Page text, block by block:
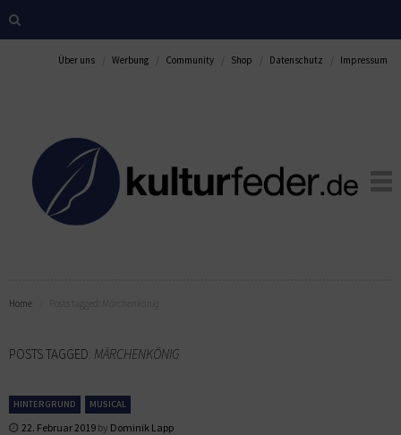
Über uns Werbung Community Shop Datenschutz Impressum
Home
POSTS TAGGED: MÄRCHENKÖNIG
HINTERGRUND MUSICAL
22. Februar 2019 by Dominik Lapp